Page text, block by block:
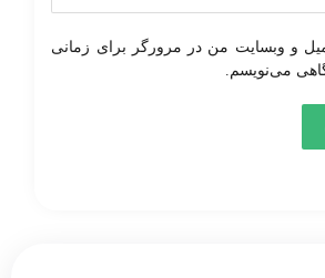
و وبسایت من در مرورگر برای زمانی
می‌نویسم.